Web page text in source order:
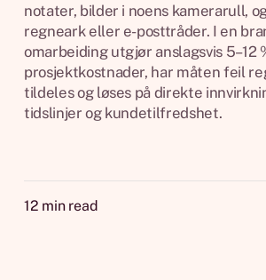
notater, bilder i noens kamerarull,
regneark eller e-posttråder. I en
omarbeiding utgjør anslagsvis 5–12
prosjektkostnader, har måten feil
tildeles og løses på direkte
tidslinjer og kundetilfredshet.
12 min read